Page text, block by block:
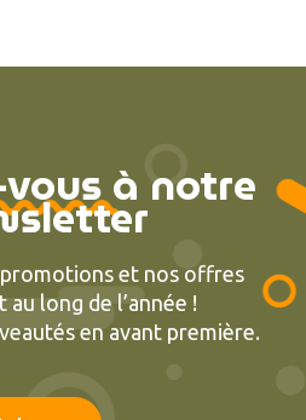
à notre
et nos offres
au long de l’année !
en avant première.